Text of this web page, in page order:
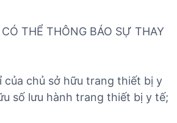
THỂ THÔNG BÁO SỰ THAY
của chủ sở hữu trang thiết bị y
số lưu hành trang thiết bị y tế;